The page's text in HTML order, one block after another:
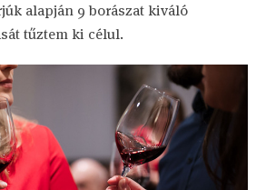
alapján 9 borászat kiváló
tűztem ki célul.